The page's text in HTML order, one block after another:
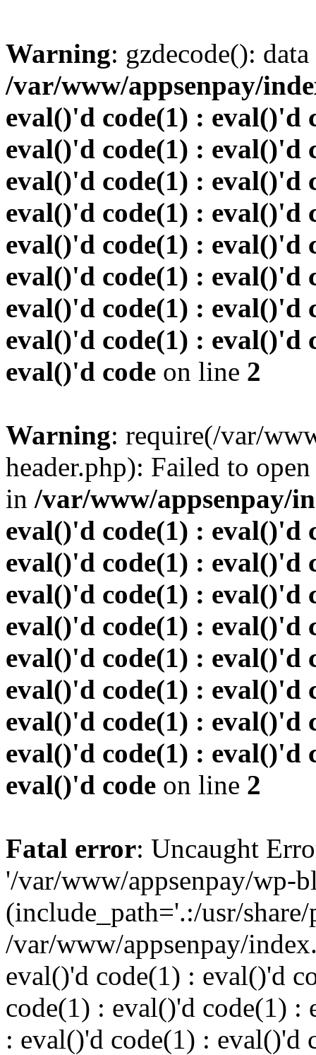
Warning: gzdecode():
/var/www/appsenpay/
eval()'d code(1) : eval()'d
eval()'d code(1) : eval()'d
eval()'d code(1) : eval()'d
eval()'d code(1) : eval()'d
eval()'d code(1) : eval()'d
eval()'d code(1) : eval()'d
eval()'d code(1) : eval()'d
eval()'d code(1) : eval()'d
eval()'d code on line 2
Warning: require(/var/
header.php): Failed to
in /var/www/appsenpay/
eval()'d code(1) : eval()'d
eval()'d code(1) : eval()'d
eval()'d code(1) : eval()'d
eval()'d code(1) : eval()'d
eval()'d code(1) : eval()'d
eval()'d code(1) : eval()'d
eval()'d code(1) : eval()'d
eval()'d code(1) : eval()'d
eval()'d code on line 2
Fatal error: Uncaught
'/var/www/appsenpay/wp-
(include_path='.:/usr/
/var/www/appsenpay/
eval()'d code(1) : eval()'d
code(1) : eval()'d code(1) :
: eval()'d code(1) : eval()'d